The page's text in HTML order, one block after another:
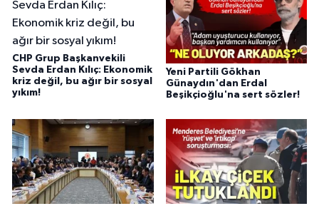
CHP Grup Başkanvekili
Sevda Erdan Kılıç: Ekonomik
kriz değil, bu ağır bir sosyal
yıkım!
Yeni Partili Gökhan
Günaydın'dan Erdal
Beşikçioğlu'na sert sözler!